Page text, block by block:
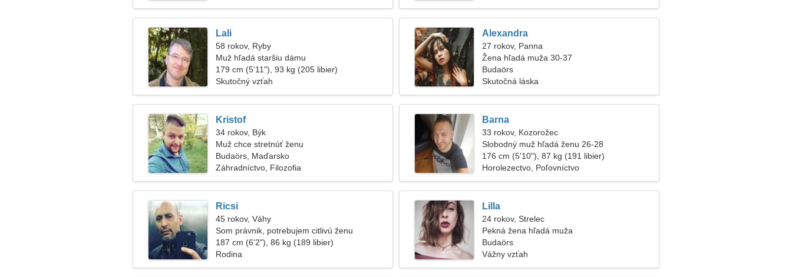
Lali
58 rokov, Ryby
Muž hľadá staršiu dámu
179 cm (5'11"), 93 kg (205 libier)
Skutočný vzťah
Alexandra
27 rokov, Panna
Žena hľadá muža 30-37
Budaörs
Skutočná láska
Kristof
34 rokov, Býk
Muž chce stretnúť ženu
Budaörs, Maďarsko
Záhradníctvo, Filozofia
Barna
33 rokov, Kozorožec
Slobodný muž hľadá ženu 26-28
176 cm (5'10"), 87 kg (191 libier)
Horolezectvo, Poľovníctvo
Ricsi
45 rokov, Váhy
Som právnik, potrebujem citlivú ženu
187 cm (6'2"), 86 kg (189 libier)
Rodina
Lilla
24 rokov, Strelec
Pekná žena hľadá muža
Budaörs
Vážny vzťah